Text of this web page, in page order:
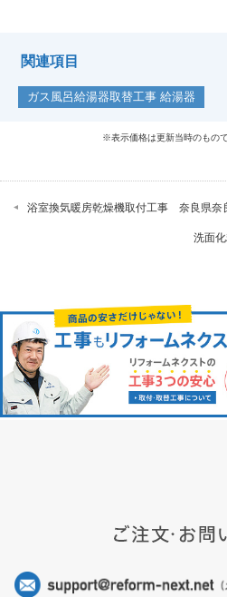
関連項目
ガス風呂給湯器取替工事 給湯器
※表示価格は更新当時のもの
浴室換気暖房乾燥機取付工事 奈良県奈
洗面